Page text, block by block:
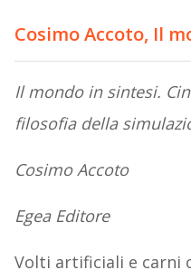
Cosimo Accoto, Il
Il mondo in sintesi.
filosofia della
Cosimo Accoto
Egea Editore
Volti artificiali e carni